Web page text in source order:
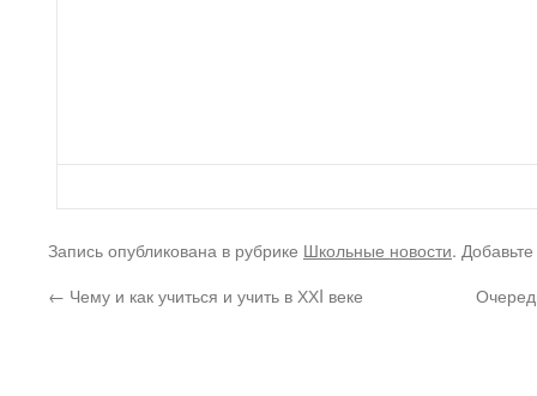
Запись опубликована в рубрике Школьные новости.
← Чему и как учиться и учить в ХХI веке